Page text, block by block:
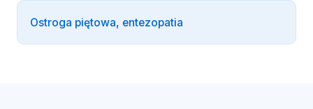
Ostroga piętowa, entezopatia